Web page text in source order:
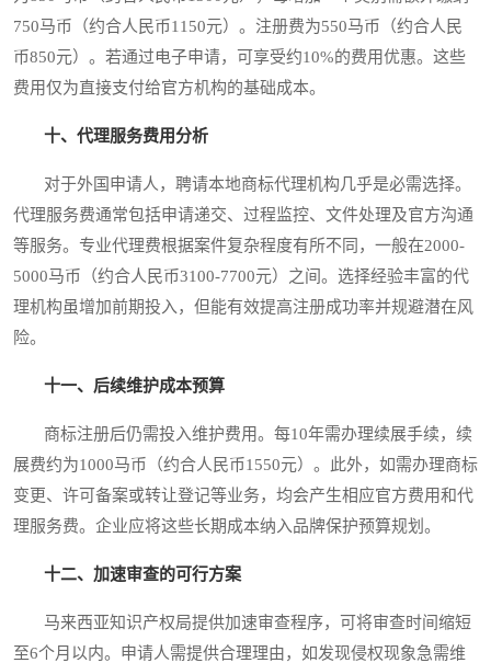
750马币（约合人民币1150元）。注册费为550马币（约合人民
币850元）。若通过电子申请，可享受约10%的费用优惠。这些
费用仅为直接支付给官方机构的基础成本。
十、代理服务费用分析
对于外国申请人，聘请本地商标代理机构几乎是必需选择。
代理服务费通常包括申请递交、过程监控、文件处理及官方沟通
等服务。专业代理费根据案件复杂程度有所不同，一般在2000-
5000马币（约合人民币3100-7700元）之间。选择经验丰富的代
理机构虽增加前期投入，但能有效提高注册成功率并规避潜在风
险。
十一、后续维护成本预算
商标注册后仍需投入维护费用。每10年需办理续展手续，续
展费约为1000马币（约合人民币1550元）。此外，如需办理商标
变更、许可备案或转让登记等业务，均会产生相应官方费用和代
理服务费。企业应将这些长期成本纳入品牌保护预算规划。
十二、加速审查的可行方案
马来西亚知识产权局提供加速审查程序，可将审查时间缩短
至6个月以内。申请人需提供合理理由，如发现侵权现象急需维